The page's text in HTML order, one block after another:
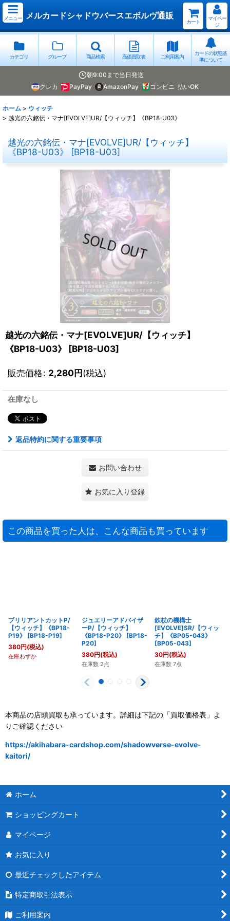
メニュー メルカードシャドウバースエボルヴ通販
カート
マイペー
ジ
カテゴリ グループ 商品検索 高価買取表 ご利用案内
カードの状態基
準について
朝9:00まで当日発送
クレカ
PayPay AmazonPay コンビニ 払いOK
ホーム > ウィッチ
> 越光の六銘伝・マナ[EVOLVE]UR/【ウィッチ】《BP18-U03》
越光の六銘伝・マナ[EVOLVE]UR/【ウィッチ】
《BP18-U03》
[BP18-U03]
越光の六銘伝・マナ[EVOLVE]UR/【ウィッチ】
《BP18-U03》
[BP18-U03]
販売価格: 2,280円(税込)
在庫なし
返品特約に関する重要事項
お問い合わせ
お気に入り登録
この商品を買った人は、こんな商品も買っています
ブリリアントカットP/
【ウィッチ】《BP18-
P19》
[BP18-P19]
380円(税込)
在庫わずか
ジュエリーアドバイザ
ーP/【ウィッチ】
《BP18-P20》
[BP18-
P20]
380円(税込)
在庫数 2点
鉄杖の機構士
[EVOLVE]SR/【ウィッ
チ】《BP05-043》
[BP05-043]
30円(税込)
在庫数 7点
本商品の店頭買取も承っています。詳細は下記の「買取価格表」よ
りご確認ください
https://akihabara-cardshop.com/shadowverse-evolve-
kaitori/
ホーム
ショッピングカート
マイページ
お気に入り
最近チェックしたアイテム
特定商取引法表示
ご利用案内